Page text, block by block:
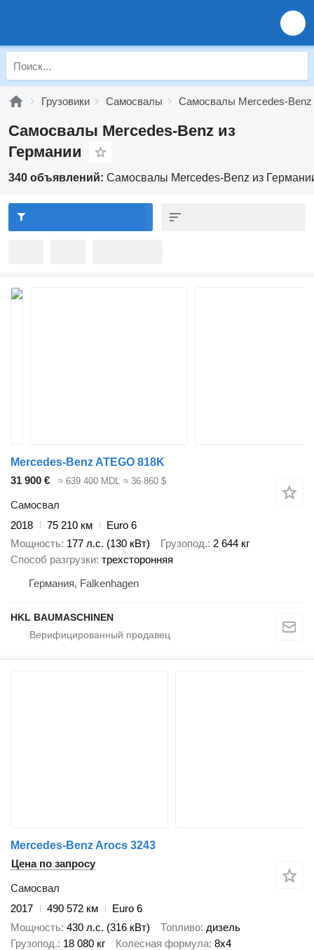
Грузовики Самосвалы Самосвалы Mercedes-Benz
Самосвалы Mercedes-Benz из
Германии
340 объявлений: Самосвалы Mercedes-Benz из
Mercedes-Benz ATEGO 818K
31 900 €
≈ 639 400 MDL ≈ 36 860 $
Самосвал
2018
75 210 км
Euro 6
Мощность 177 л.с. (130 кВт) Грузопод. 2 644 кг
Способ разгрузки трехсторонняя
Германия, Falkenhagen
HKL BAUMASCHINEN
Mercedes-Benz Arocs 3243
Цена по запросу
Самосвал
2017
490 572 км
Euro 6
Мощность 430 л.с. (316 кВт) Топливо дизель
Грузопод. 18 080 кг Колесная формула 8x4